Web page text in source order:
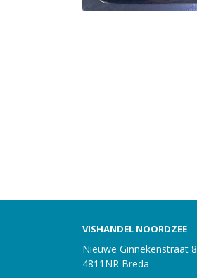
VISHANDEL NOORDZEE
Nieuwe Ginnekenstraat 8
4811NR Breda